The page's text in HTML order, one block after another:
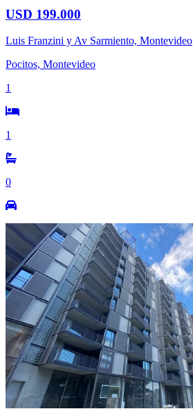
USD 199.000
Luis Franzini y Av Sarmiento, Montevideo
Pocitos, Montevideo
1
1
0